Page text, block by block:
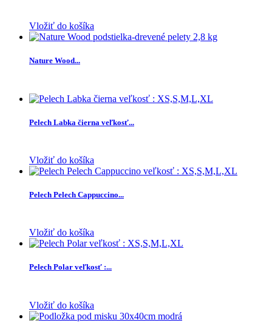
Vložiť do košíka
Nature Wood...
Pelech Labka čierna veľkosť...
Vložiť do košíka
Pelech Pelech Cappuccino...
Vložiť do košíka
Pelech Polar veľkosť :...
Vložiť do košíka